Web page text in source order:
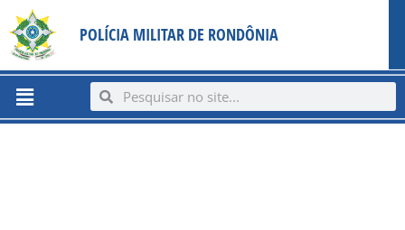
content
para
conteúdo
POLÍCIA MILITAR DE RONDÔNIA
Menu SearchSearch